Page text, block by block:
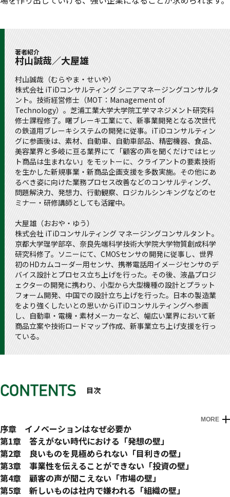
著者紹介
村山誠哉／大屋雄
村山誠哉（むらやま・せいや）
株式会社 iTiDコンサルティング シニアマネージングコンサルタ
ント。技術経営修士（MOT：Management of
Technology）。芝浦工業大学大学院工学マネジメント研究科
修士課程修了。曙ブレーキ工業にて、新事業開発となる次世代
の鉄道用ブレーキシステムの開発に従事。iTiDコンサルティン
グに参画後は、素材、自動車、自動車部品、精密機器、食品、
美容業界と多岐に亘る業界にて「顧客の声を聞くだけではヒッ
ト商品は生まれない」をモットーに、クライアントの要素技術
を生かした新規事業・新商品企画支援を多数実施。その他にあ
るべき姿に向けた業務プロセス改善などのコンサルティング、
問題解決力、発想力、行動観察、ロジカルシンキングなどのセ
ミナー・研修講師としても活躍中。
大屋雄（おおや・ゆう）
株式会社 iTiDコンサルティング マネージングコンサルタント。
京都大学理学部卒、奈良先端科学技術大学院大学物質創成科学
研究科修了。ソニーにて、CMOSセンサの開発に従事し、世界
初のHDカムコーダー用センサ、携帯電話用イメージセンサのデ
バイス設計とプロセス立ち上げを行った。その後、液晶プロジ
ェクターの開発に携わり、小型から大型機種の設計とプラット
フォーム開発、中国での設計立ち上げを行った。日本の製造業
をより強くしたいとの思いからiTiDコンサルティングへ参画
し、自動車・電機・素材メーカーなど、幅広い業界において新
商品立案や技術ロードマップ作成、新事業立ち上げ支援を行っ
ている。
目次
MORE
はじめに
序章 イノベーションはなぜ必要か
イノベーションの必要性
番でない企業の存在価値
本書におけるイノベーションの定義
イノベーションに関する4つの誤解
イノベーションを阻害する5つの壁
第1章 答えがない時代における「発想の壁」
発想の壁
新しくすべきものは価値
性能向上はいつか価値につながらなくなる
新しい価値を見つけるには
第2章 良いものを見極められない「目利きの壁」
価値と手段の評価を分ける
間違った指標
市場規模の罠
第3章 事業性を伝えることができない「投資の壁」
決裁者の承認を得る
伝わらなければ「良いもの」でも意味がない
第4章 顧客の声が聞こえない「市場の壁」
不確実性を下げる
第5章 新しいものは社内で嫌われる「組織の壁」